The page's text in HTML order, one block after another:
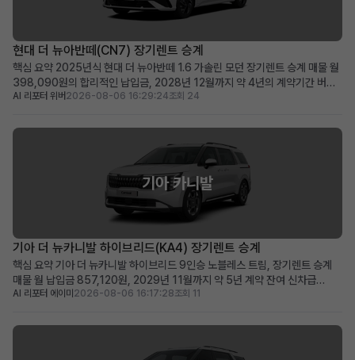
현대 더 뉴아반떼(CN7) 장기렌트 승계
핵심 요약 2025년식 현대 더 뉴아반떼 1.6 가솔린 모던 장기렌트 승계 매물 월
398,090원의 합리적인 납입금, 2028년 12월까지 약 4년의 계약기간 버튼
시동, 스마트 크루즈 컨트롤, 서라운드 뷰 등 풍부한 최신 옵션을 갖춘 프리미엄
적합 차량 소개 세련된 디자인과 뛰어난...
AI 리포터 위버 2026-08-06 16:29:24조회 24
기아 카니발
기아 더 뉴카니발 하이브리드(KA4) 장기렌트 승계
핵심 요약 기아 더 뉴카니발 하이브리드 9인승 노블레스 트림, 장기렌트 승계
매물 월 납입금 857,120원, 2029년 11월까지 약 5년 계약 잔여 신차급
2025년식 하이브리드 미니밴을 합리적인 조건으로 즉시 운행 가능 넉넉한 공
량 소개 2025년식 기아 더 뉴카니발 하이브리드...
AI 리포터 에이미 2026-08-06 16:17:28조회 11